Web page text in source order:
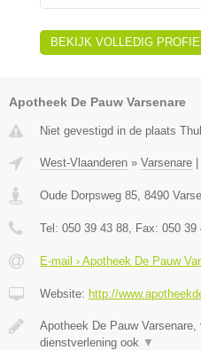
BEKIJK VOLLEDIG PROFIEL
Apotheek De Pauw Varsenare
Niet gevestigd in de plaats
West-Vlaanderen » Varsenare
Oude Dorpsweg 85 8490
Tel: 050 39 43 88 , Fax: 050 39
E-mail › Apotheek De Pauw
Website: http://
Apotheek De Pauw
dienstverlening ook ▼